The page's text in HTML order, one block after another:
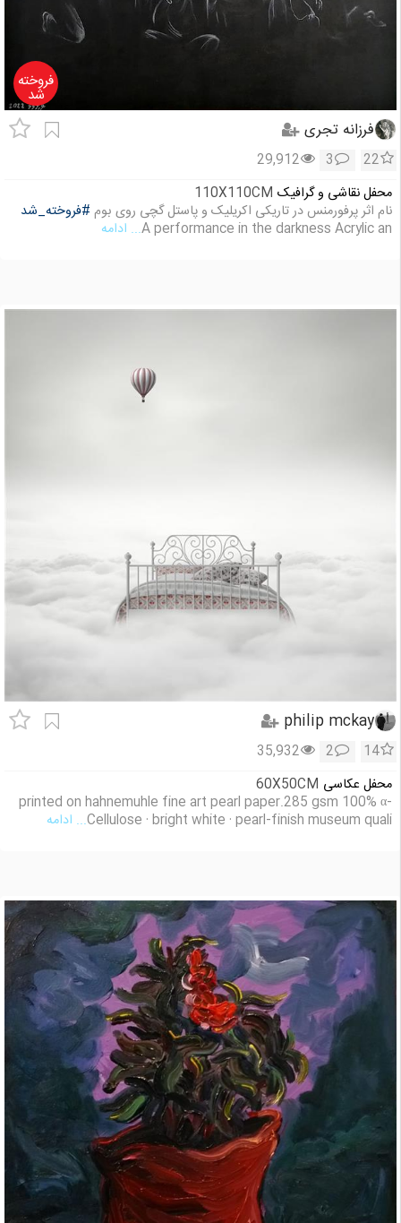
فروخته
شد
فرزانه تجری
22
3
29,912
محفل نقاشی و گرافیک 110X110CM
نام اثر پرفورمنس در تاریکی اکریلیک و پاستل گچی روی بوم #فروخته_شد
A performance in the darkness Acrylic an... ادامه
philip mckay
14
2
35,932
محفل عکاسی 60X50CM
printed on hahnemuhle fine art pearl paper.285 gsm 100% α-
Cellulose · bright white · pearl-finish museum quali... ادامه